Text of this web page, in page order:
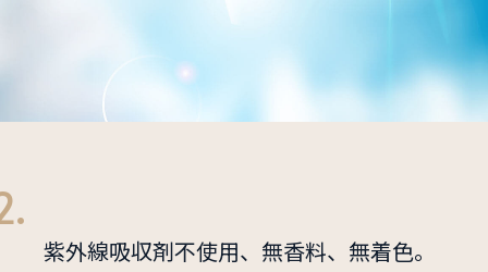
紫外線吸収剤不使用、無香料、無着色。